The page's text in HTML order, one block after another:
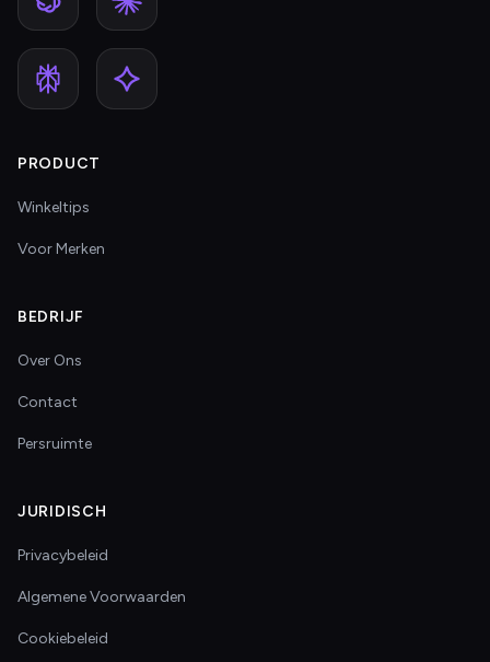
PRODUCT
Winkeltips
Voor Merken
BEDRIJF
Over Ons
Contact
Persruimte
JURIDISCH
Privacybeleid
Algemene Voorwaarden
Cookiebeleid